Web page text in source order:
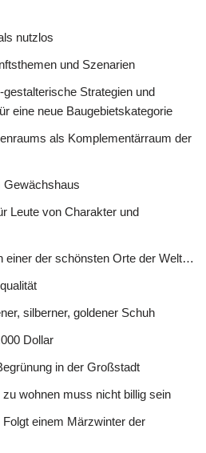
nutzlos
und Szenarien
gestalterische Strategien und
eine neue Baugebietskategorie
als Komplementärraum der
Gewächshaus
Leute von Charakter und
einer der schönsten Orte der Welt…
silberner, goldener Schuh
Dollar
in der Großstadt
wohnen muss nicht billig sein
einem Märzwinter der